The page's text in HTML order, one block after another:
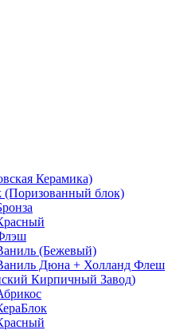
Керамика)
(Поризованный блок)
(Бежевый)
Дюна + Холланд Флеш
Кирпичный Завод)